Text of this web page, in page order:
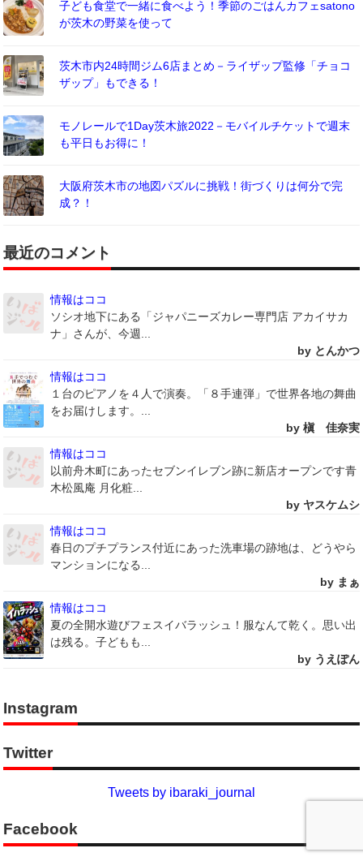
子ども食堂で一緒に食べよう！季節のごはんカフェsatono
が茨木の野菜を使って
茨木市内24時間ジム6店まとめ－ライザップ監修「チョコ
ザップ」もできる！
モノレールで1Day茨木旅2022－モバイルチケットで週末
も平日もお得に！
大阪府茨木市の地図パズルに挑戦！街づくりは何分で完
成？！
最近のコメント
情報はココ
ソシオ地下にある「ジャパニーズカレー専門店 アカイサカ
ナ」さんが、今週...
by とんかつ
情報はココ
１台のピアノを４人で演奏。「８手連弾」で世界各地の舞曲
をお届けします。...
by 槇 佳奈実
情報はココ
以前舟木町にあったセブンイレブン跡に新店オープンです青
木松風庵 月化粧...
by ヤスケムシ
情報はココ
春日のプチプランス付近にあった洗車場の跡地は、どうやら
マンションになる...
by まぁ
情報はココ
夏の全開水遊びフェスイバラッシュ！服なんて乾く。思い出
は残る。子どもも...
by うえぽん
Instagram
Twitter
Tweets by ibaraki_journal
Facebook